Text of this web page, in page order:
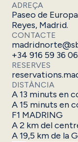
ADREÇA
Paseo de
Reyes, Madrid.
CONTACTE
+34 916 59 36 06
RESERVES
DISTÀNCIA
A 13 minuts en
A 15 minuts en
F1 MADRING
A 2 km del
A 19,5 km de la